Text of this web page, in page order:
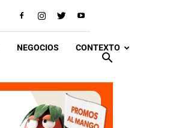
NEGOCIOS CONTEXTO